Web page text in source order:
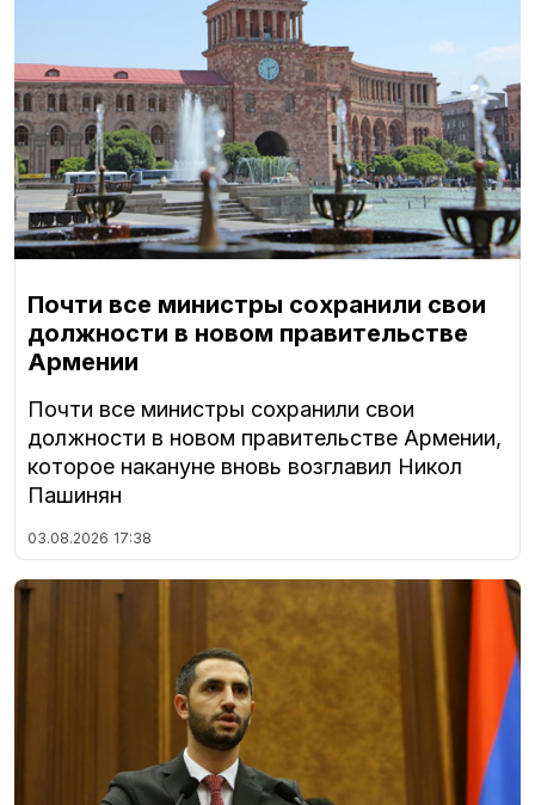
Почти все министры сохранили свои
должности в новом правительстве
Армении
Почти все министры сохранили свои
должности в новом правительстве Армении,
которое накануне вновь возглавил Никол
Пашинян
03.08.2026 17:38